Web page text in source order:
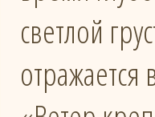
светлой